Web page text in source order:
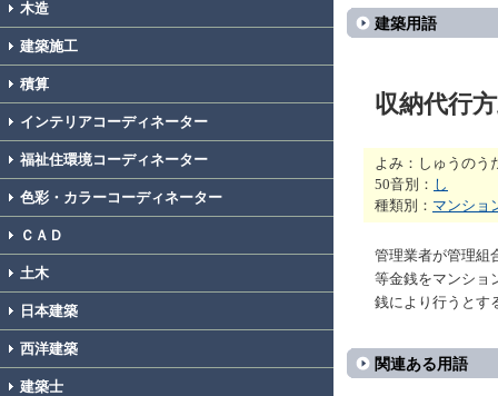
木造
建築施工
積算
インテリアコーディネーター
福祉住環境コーディネーター
色彩・カラーコーディネーター
ＣＡＤ
土木
日本建築
西洋建築
建築士
建築用語
収納代行
よみ：しゅうのう
50音別： し
種類別： マンショ
管理業者が管理組
等金銭をマンショ
銭により行うとす
関連ある用語